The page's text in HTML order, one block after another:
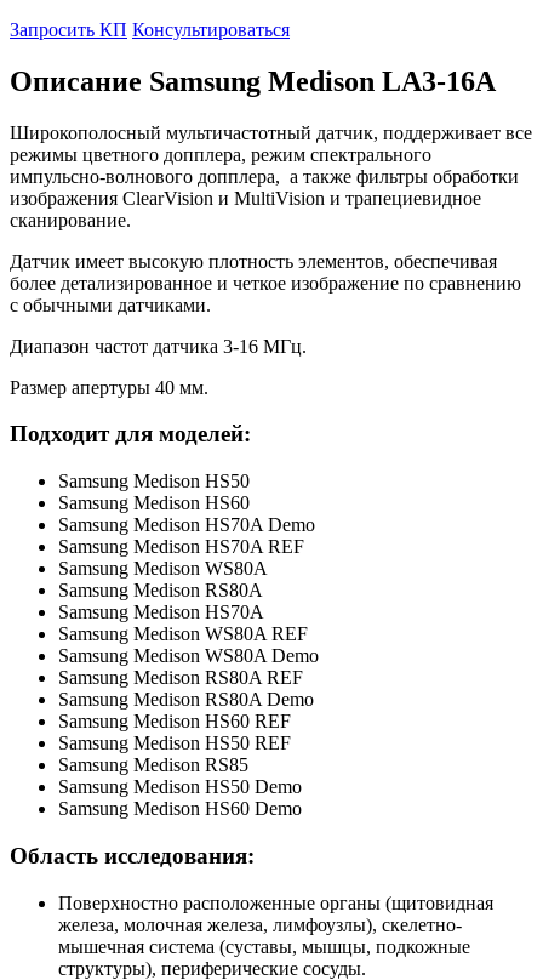
Запросить КП Консультироваться
Описание Samsung Medison LA3-16A
Широкополосный мультичастотный датчик, поддерживает все
режимы цветного допплера, режим спектрального
импульсно-волнового допплера, а также фильтры обработки
изображения ClearVision и MultiVision и трапециевидное
сканирование.
Датчик имеет высокую плотность элементов, обеспечивая
более детализированное и четкое изображение по сравнению
с обычными датчиками.
Диапазон частот датчика 3-16 МГц.
Размер апертуры 40 мм.
Подходит для моделей:
Samsung Medison HS50
Samsung Medison HS60
Samsung Medison HS70A Demo
Samsung Medison HS70A REF
Samsung Medison WS80A
Samsung Medison RS80A
Samsung Medison HS70A
Samsung Medison WS80A REF
Samsung Medison WS80A Demo
Samsung Medison RS80A REF
Samsung Medison RS80A Demo
Samsung Medison HS60 REF
Samsung Medison HS50 REF
Samsung Medison RS85
Samsung Medison HS50 Demo
Samsung Medison HS60 Demo
Область исследования:
Поверхностно расположенные органы (щитовидная
железа, молочная железа, лимфоузлы), скелетно-
мышечная система (суставы, мышцы, подкожные
структуры), периферические сосуды.